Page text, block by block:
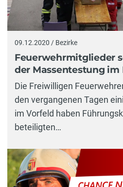
09.12.2020 / Bezirke
Feuerwehrmitglieder
der Massentestung im
Die Freiwilligen
den vergangenen Tagen
im Vorfeld haben
beteiligten…